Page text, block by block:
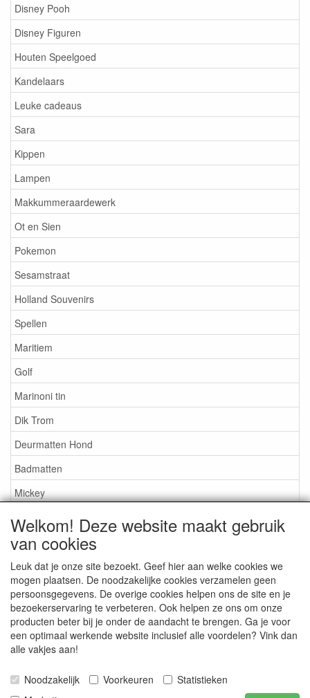
Disney Pooh
Disney Figuren
Houten Speelgoed
Kandelaars
Leuke cadeaus
Sara
Kippen
Lampen
Makkummeraardewerk
Ot en Sien
Pokemon
Sesamstraat
Holland Souvenirs
Spellen
Maritiem
Golf
Marinoni tin
Dik Trom
Deurmatten Hond
Badmatten
Mickey
Nijntje
Snoopy
Overige artikelen
Service
Algemene leveringsvoorwaarden
Ideal
Privacy statement
Welkom! Deze website maakt gebruik
van cookies
Leuk dat je onze site bezoekt. Geef hier aan welke cookies we
mogen plaatsen. De noodzakelijke cookies verzamelen geen
persoonsgegevens. De overige cookies helpen ons de site en je
bezoekerservaring te verbeteren. Ook helpen ze ons om onze
producten beter bij je onder de aandacht te brengen. Ga je voor
een optimaal werkende website inclusief alle voordelen? Vink dan
alle vakjes aan!
Noodzakelijk Voorkeuren
Statistieken